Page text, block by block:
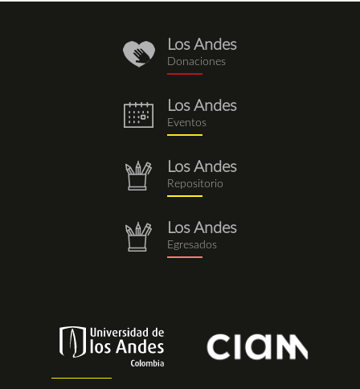
donaciones.png
Los Andes
Donaciones
eventos.png
Los Andes
Eventos
repositorio.png
Los Andes
Repositorio
repositorio.png
Los Andes
Egresados